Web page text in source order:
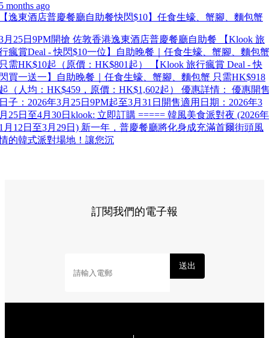
months ago
逸東酒店普慶餐廳自助餐快閃$10】任食生蠔、蟹腳、麵包蟹
月25日9PM開搶 佐敦香港逸東酒店普慶餐廳自助餐 【Klook 旅
瘋賞Deal - 快閃$10一位】自助晚餐｜任食生蠔、蟹腳、麵包蟹
需HK$10起（原價：HK$801起） 【Klook 旅行瘋賞 Deal - 快
買一送一】自助晚餐｜任食生蠔、蟹腳、麵包蟹 只需HK$918
（人均：HK$459，原價：HK$1,602起） 優惠詳情： 優惠開
子：2026年3月25日9PM起至3月31日開售適用日期：2026年3
25日至4月30日klook: 立即訂購 ===== 韓風美食派對夜 (2026年
月12日至3月29日) 新一年，普慶餐廳將化身成充滿首爾街頭風
的韓式派對場地！讓您沉
訂閱我們的電子報
送出